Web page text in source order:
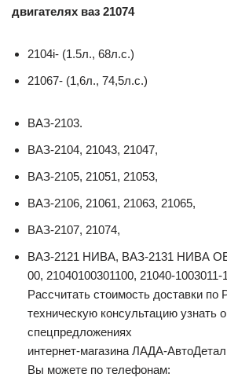
двигателях ваз 21074
2104i- (1.5л., 68л.с.)
21067- (1,6л., 74,5л.с.)
ВАЗ-2103.
ВАЗ-2104, 21043, 21047,
ВАЗ-2105, 21051, 21053,
ВАЗ-2106, 21061, 21063, 21065,
ВАЗ-2107, 21074,
ВАЗ-2121 НИВА, ВАЗ-2131 НИВА
00, 21040100301100, 21040-
Рассчитать стоимость доставки по
техническую консультацию узнать
спецпредложениях
интернет-магазина ЛАДА-
Вы можете по телефонам: